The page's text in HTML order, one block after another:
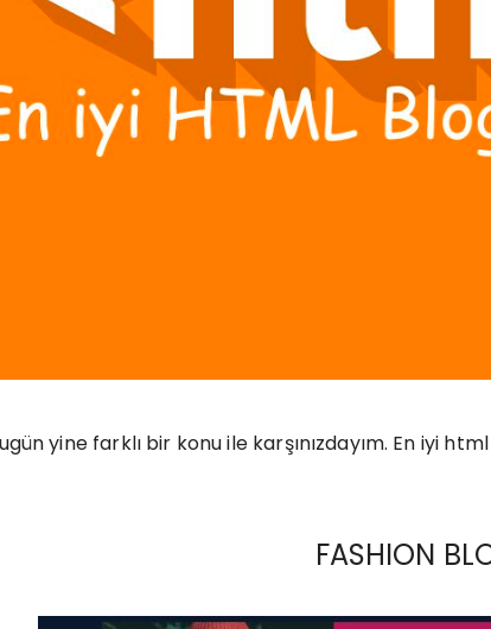
yine farklı bir konu ile karşınızdayım. En iyi
FASHION